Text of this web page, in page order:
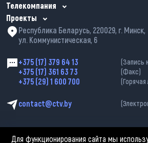
Телекомпания
Проекты
Республика Беларусь, 220029, г. Минск,
ул. Коммунистическая, 6
+375 (17) 379 64 13 (Запись
+375 (17) 361 63 73 (Факс)
+375 (29) 1 600 700
contact@ctv.by
Для функционирования сайта мы